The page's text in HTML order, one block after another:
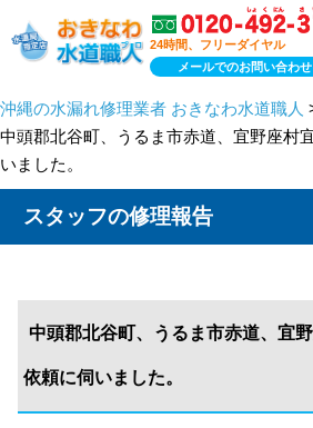
24時間、フリーダイヤル
メールでのお問い合わせ
沖縄の水漏れ修理業者 おきなわ水道職人
中頭郡北谷町、うるま市赤道、宜野座村
いました。
スタッフの修理報告
中頭郡北谷町、うるま市赤道、宜
依頼に伺いました。